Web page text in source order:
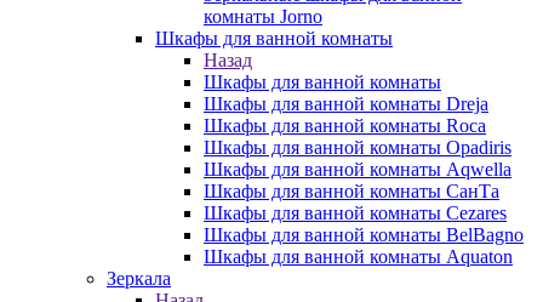
комнаты Jorno
Шкафы для ванной комнаты
Назад
Шкафы для ванной комнаты
Шкафы для ванной комнаты Dreja
Шкафы для ванной комнаты Roca
Шкафы для ванной комнаты Opadiris
Шкафы для ванной комнаты Aqwella
Шкафы для ванной комнаты СанТа
Шкафы для ванной комнаты Cezares
Шкафы для ванной комнаты BelBagno
Шкафы для ванной комнаты Aquaton
Зеркала